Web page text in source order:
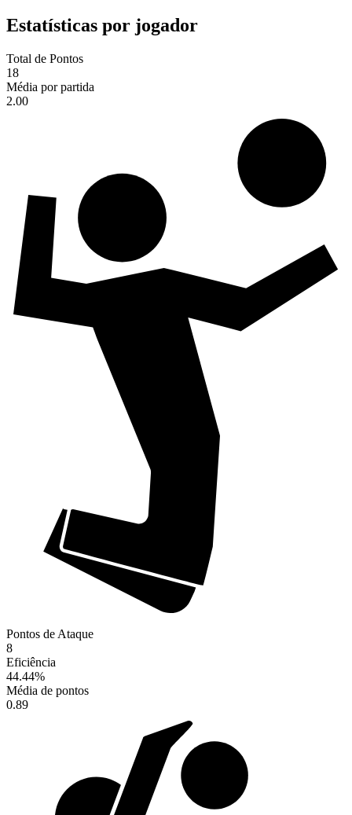
Estatísticas por jogador
Total de Pontos
18
Média por partida
2.00
Pontos de Ataque
8
Eficiência
44.44%
Média de pontos
0.89